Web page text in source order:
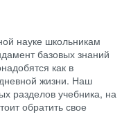
науке школьникам
базовых знаний
как в
жизни. Наш
разделов учебника, на
обратить свое